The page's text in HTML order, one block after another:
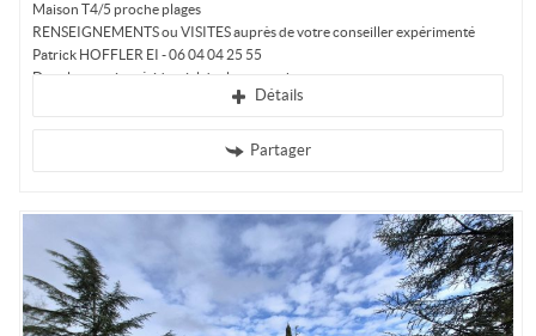
Maison T4/5 proche plages
RENSEIGNEMENTS ou VISITES auprès de votre conseiller expérimenté
Patrick HOFFLER EI - 06 04 04 25 55
Dans le quartier résidentiel des lacs, proche...
Détails
Partager